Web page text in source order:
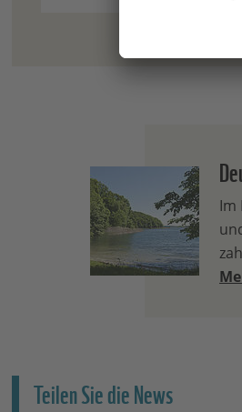
Im
Teilen Sie die News